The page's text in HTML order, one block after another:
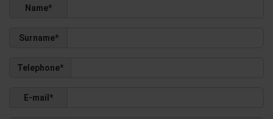
Name*
Surname*
Telephone*
E-mail*